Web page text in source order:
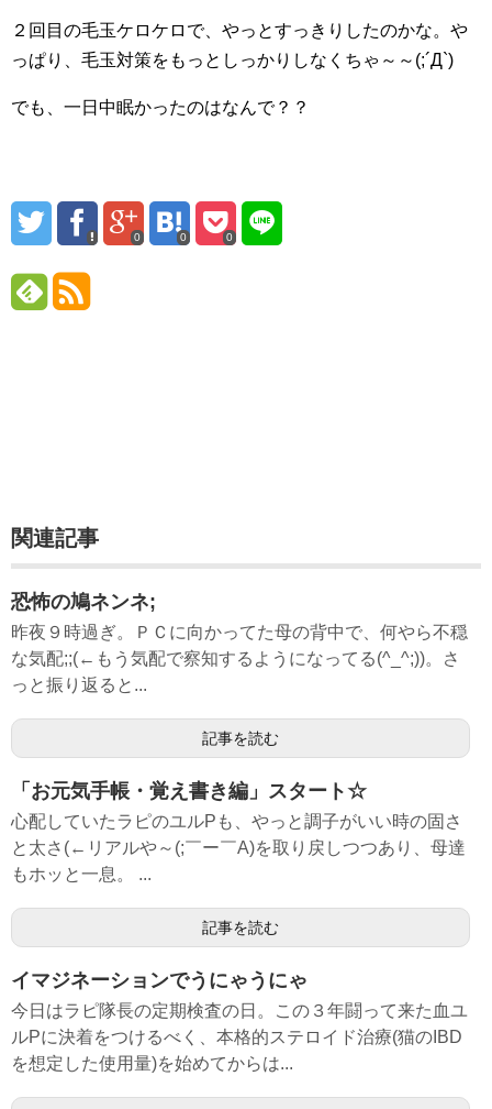
２回目の毛玉ケロケロで、やっとすっきりしたのかな。や
っぱり、毛玉対策をもっとしっかりしなくちゃ～～(;´Д`)
でも、一日中眠かったのはなんで？？
0 0 0
関連記事
恐怖の鳩ネンネ;
昨夜９時過ぎ。ＰＣに向かってた母の背中で、何やら不穏
な気配;;(←もう気配で察知するようになってる(^_^;))。さ
っと振り返ると...
記事を読む
「お元気手帳・覚え書き編」スタート☆
心配していたラピのユルPも、やっと調子がいい時の固さ
と太さ(←リアルや～(;￣ー￣A)を取り戻しつつあり、母達
もホッと一息。 ...
記事を読む
イマジネーションでうにゃうにゃ
今日はラピ隊長の定期検査の日。この３年闘って来た血ユ
ルPに決着をつけるべく、本格的ステロイド治療(猫のIBD
を想定した使用量)を始めてからは...